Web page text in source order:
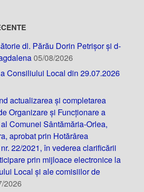
dl. Părău Dorin Petrișor și d-
05/08/2026
Consiliului Local din 29.07.2026
actualizarea și completarea
Organizare și Funcționare a
Comunei Sântămăria-Orlea,
aprobat prin Hotărârea
22/2021, în vederea clarificării
prin mijloace electronice la
Local și ale comisiilor de
2026